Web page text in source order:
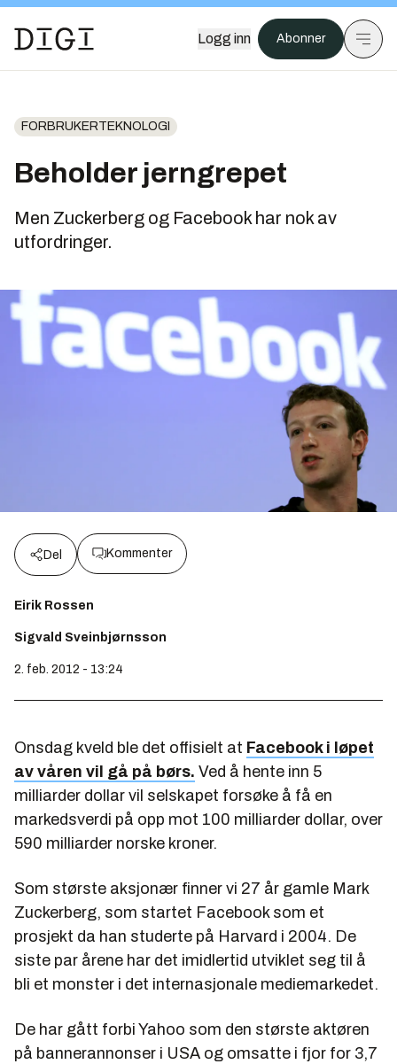
Logg inn Abonner
FORBRUKERTEKNOLOGI
Beholder jerngrepet
Men Zuckerberg og Facebook har nok av
utfordringer.
Del Kommenter
Eirik Rossen
Sigvald Sveinbjørnsson
2. feb. 2012 - 13:24
Onsdag kveld ble det offisielt at Facebook i løpet
av våren vil gå på børs. Ved å hente inn 5
milliarder dollar vil selskapet forsøke å få en
markedsverdi på opp mot 100 milliarder dollar, over
590 milliarder norske kroner.
Som største aksjonær finner vi 27 år gamle Mark
Zuckerberg, som startet Facebook som et
prosjekt da han studerte på Harvard i 2004. De
siste par årene har det imidlertid utviklet seg til å
bli et monster i det internasjonale mediemarkedet.
De har gått forbi Yahoo som den største aktøren
på bannerannonser i USA og omsatte i fjor for 3,7